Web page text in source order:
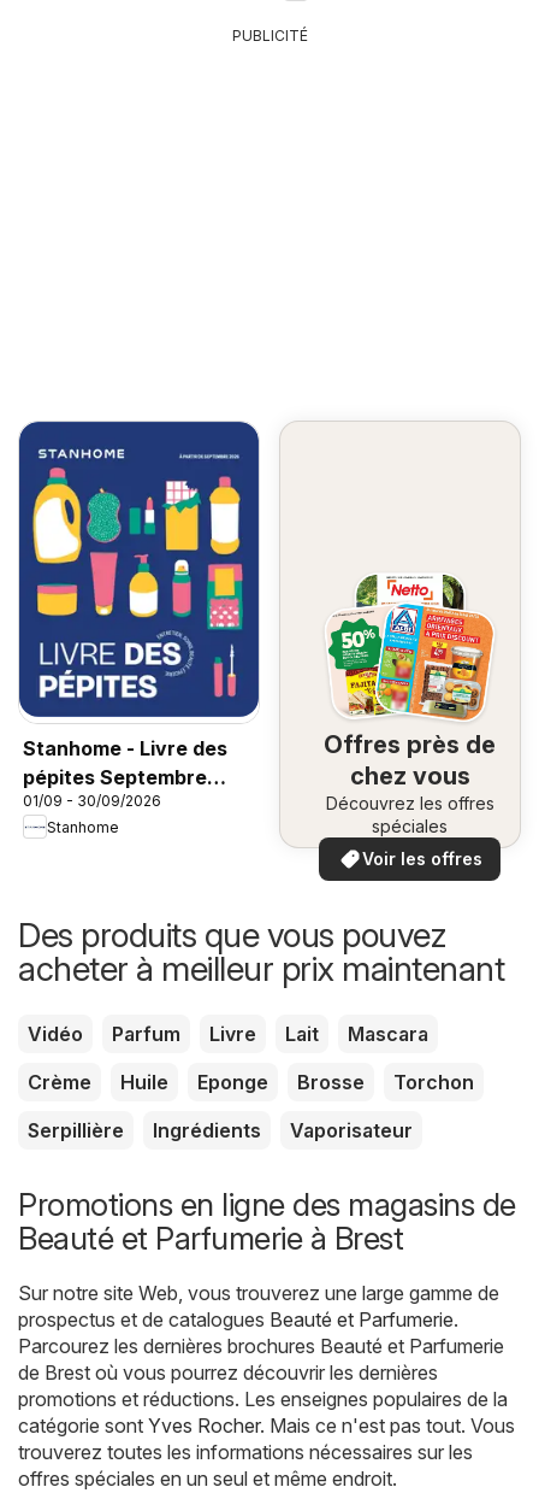
PUBLICITÉ
Stanhome - Livre des
pépites Septembre
2026
01/09 - 30/09/2026
Stanhome
Offres près de
chez vous
Découvrez les offres
spéciales
Voir les offres
Des produits que vous pouvez
acheter à meilleur prix maintenant
Vidéo Parfum Livre Lait
Mascara
Crème
Huile Eponge Brosse
Torchon
Serpillière
Ingrédients Vaporisateur
Promotions en ligne des magasins de
Beauté et Parfumerie à Brest
Sur notre site Web, vous trouverez une large gamme de
prospectus et de catalogues Beauté et Parfumerie.
Parcourez les dernières brochures Beauté et Parfumerie
de Brest où vous pourrez découvrir les dernières
promotions et réductions. Les enseignes populaires de la
catégorie sont Yves Rocher. Mais ce n'est pas tout. Vous
trouverez toutes les informations nécessaires sur les
offres spéciales en un seul et même endroit.